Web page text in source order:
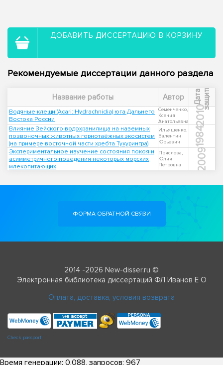
ДОБАВИТЬ ДИССЕРТАЦИЮ В КОРЗИНУ
Рекомендуемые диссертации данного раздела
Название работы Автор Д
а
т
а
з
а
щ
и
ты
Водяные клещи (Acari: Hydrachnidia) юга Дальнего
Востока России
Семенченко,
Ксения
Анатольевна
2010
Влияние Зейского водохранилища на наземных
позвоночных животных горнотаёжных экосистем
(на примере восточной части хребта Тукурингра)
Ильяшенко,
Валентин
Юрьевич
1984
Экспериментальное изучение состояния покоя и
асимметричного поведения некоторых морских
млекопитающих
Пряслова,
Юлия
Петровна
2009
ФОРМА ОБРАТНОЙ СВЯЗИ
2014 -2026 New-disser.ru ©
Электронная библиотека диссертаций ФЛ Иванов Е О
Оплата, доставка, условия возврата
Check passport
Время генерации: 0.088, запросов: 967